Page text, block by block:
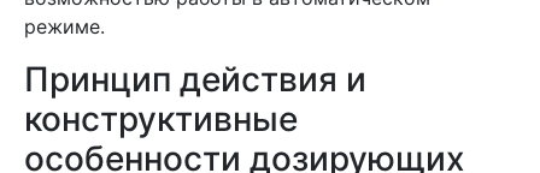
режиме.
Принцип действия и
конструктивные
особенности дозирующих